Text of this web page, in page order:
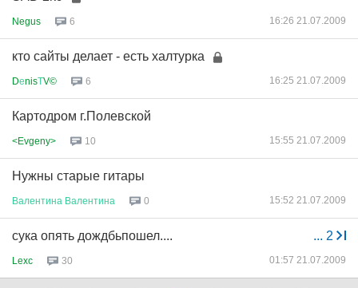
Negus 6 16:26 21.07.2009
кто сайты делает - есть халтурка
DеnisТV© 6 16:25 21.07.2009
Картодром г.Полевской
<Evgeny> 10 15:55 21.07.2009
Нужны старые гитары
Валентина Валентина 0 15:52 21.07.2009
... 2
сука опять дождбьпошел....
Lexc 30 01:57 21.07.2009